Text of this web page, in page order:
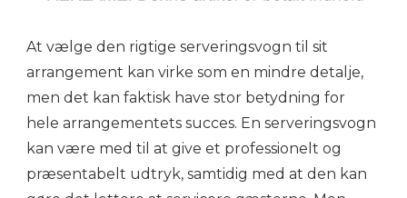
At vælge den rigtige serveringsvogn til sit
arrangement kan virke som en mindre detalje,
men det kan faktisk have stor betydning for
hele arrangementets succes. En serveringsvogn
kan være med til at give et professionelt og
præsentabelt udtryk, samtidig med at den kan